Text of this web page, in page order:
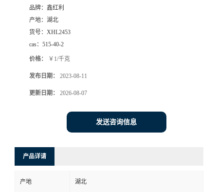
品牌： 鑫红利
产地： 湖北
货号： XHL2453
cas： 515-40-2
价格： ￥1/千克
发布日期： 2023-08-11
更新日期： 2026-08-07
发送咨询信息
产品详请
产地 湖北